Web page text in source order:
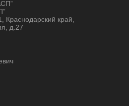
Краснодарский край,
д.27